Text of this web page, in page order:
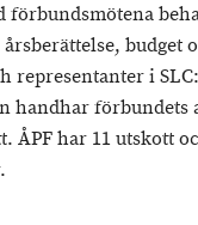
förbundsmötena
budget
representanter i
handhar förbundets
ÅPF har 11 utskott